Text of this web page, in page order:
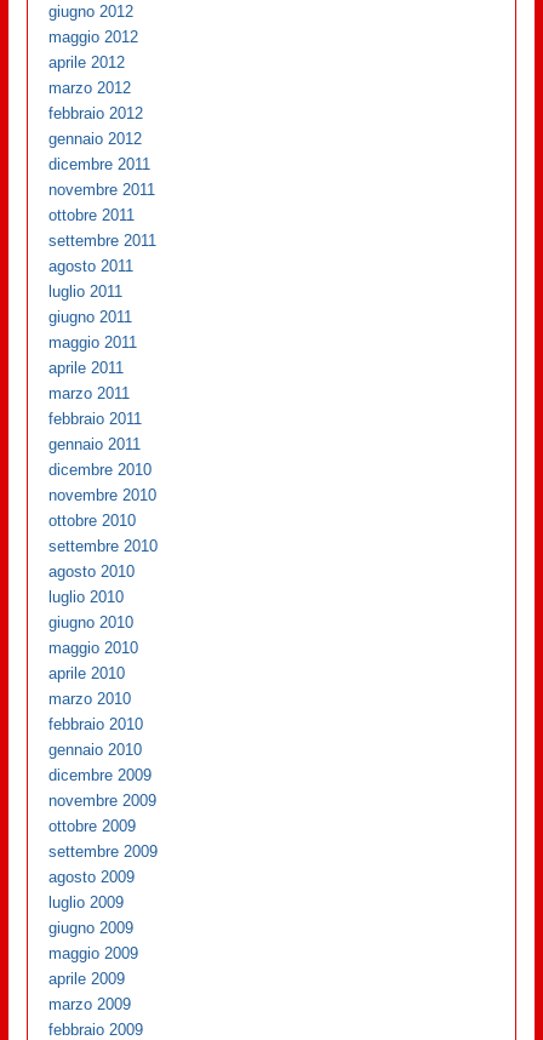
giugno 2012
maggio 2012
aprile 2012
marzo 2012
febbraio 2012
gennaio 2012
dicembre 2011
novembre 2011
ottobre 2011
settembre 2011
agosto 2011
luglio 2011
giugno 2011
maggio 2011
aprile 2011
marzo 2011
febbraio 2011
gennaio 2011
dicembre 2010
novembre 2010
ottobre 2010
settembre 2010
agosto 2010
luglio 2010
giugno 2010
maggio 2010
aprile 2010
marzo 2010
febbraio 2010
gennaio 2010
dicembre 2009
novembre 2009
ottobre 2009
settembre 2009
agosto 2009
luglio 2009
giugno 2009
maggio 2009
aprile 2009
marzo 2009
febbraio 2009